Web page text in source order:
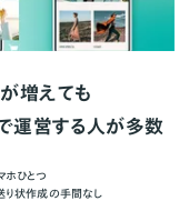
増えても
運営する人が多数
ホひとつ
り状作成の手間なし